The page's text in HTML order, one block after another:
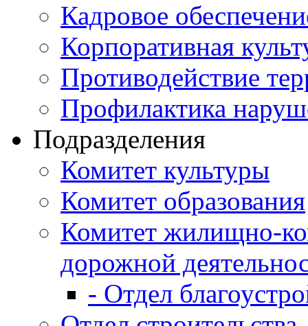
Кадровое
Корпоративная
Противодействие
Профилактика
Подразделения
Комитет культуры
Комитет образования
Комитет жилищно-
дорожной
- Отдел